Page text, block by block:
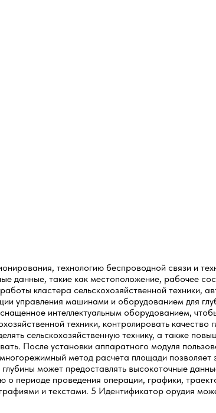
технологию беспроводной связи и
данные, такие как местоположение, рабочее
кластера сельскохозяйственной техники,
управления машинами и оборудованием для
интеллектуальным оборудованием,
техники, контролировать качество
сельскохозяйственную технику, а также
После установки аппаратного модуля
метод расчета площади
может предоставлять высокоточные
проведения операции, графики,
и текстами. 5 Идентификатор орудия